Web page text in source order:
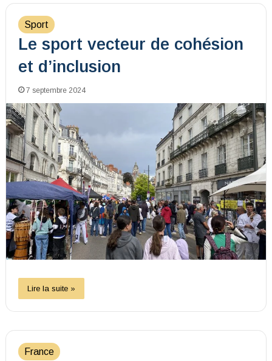
Sport
Le sport vecteur de cohésion
et d’inclusion
7 septembre 2024
Lire la suite »
France